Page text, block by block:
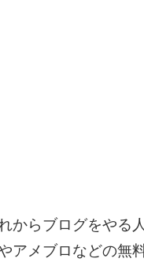
からブログをやる
アメブロなどの無